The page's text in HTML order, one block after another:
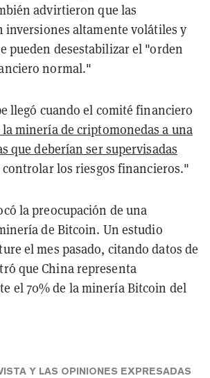
advirtieron que las
inversiones altamente volátiles y
pueden desestabilizar el "orden
normal."
llegó cuando el comité financiero
minería de criptomonedas a una
que deberían ser supervisadas
los riesgos financieros."
la preocupación de una
de Bitcoin. Un estudio
el mes pasado, citando datos de
que China representa
el 70% de la minería Bitcoin del
Y LAS OPINIONES EXPRESADAS